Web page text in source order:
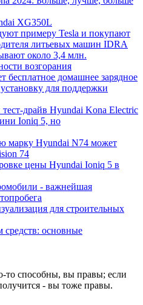
XG350L
примеру Tesla и покупают
литьевых машин IDRA
около 3,4 млн.
возгорания
бесплатное домашнее зарядное
для поддержки
драйв Hyundai Kona Electric
Ioniq 5, но
марку Hyundai N74 может
74
цены Hyundai Ioniq 5 в
- важнейшая
для строительных
средств: основные
то способны, вы правы; если
- вы тоже правы.